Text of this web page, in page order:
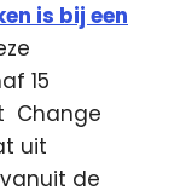
is bij een
15
Change
uit
de